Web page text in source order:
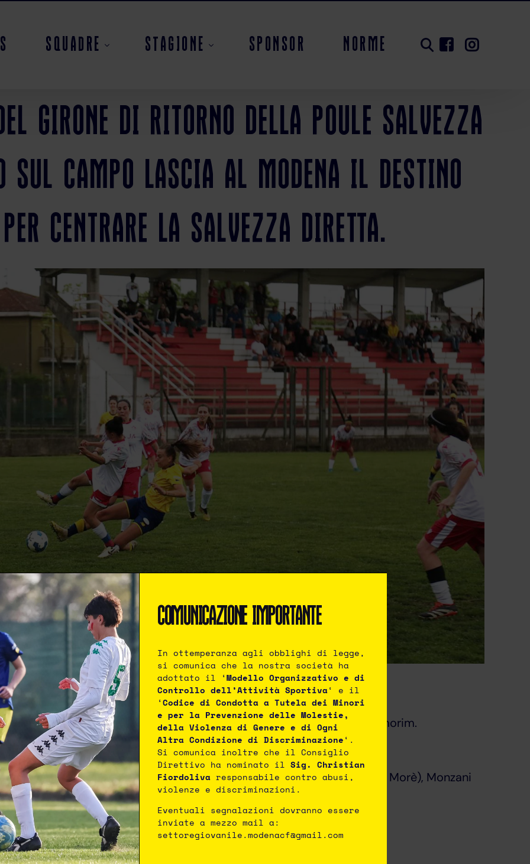
Squadre
Prima squadra
Juniores
Allieve
Giovanissime
Esordienti
Pulcine
Stagione
Eccellenza
Classifica
Coppa Emilia
Calendario campionato poule
Sponsor Norme
girone di ritorno della Poule Salvezza
sul campo lascia al Modena il destino
centrare la salvezza diretta.
Dauria, Adiletta, Cervini (70′ Chiesa), Di Fresco, Fulgoni, Mainardi, Amorim.
Grazio, Valla
Torre (55′ Badiceanu), Occhilupo (75′ Hamouda), Gabrielli, Dotto (70′ Morè), Monzani
Tognolini
di Piacenza
COMUNICAZIONE IMPORTANTE
In ottemperanza agli obblighi di legge,
si comunica che la nostra società ha
adottato il ‘Modello Organizzativo e di
Controllo dell’Attività Sportiva‘ e il
‘Codice di Condotta a Tutela dei Minori
e per la Prevenzione delle Molestie,
della Violenza di Genere e di Ogni
Altra Condizione di Discriminazione‘.
Si comunica inoltre che il Consiglio
Direttivo ha nominato il Sig. Christian
Fiordolivaresponsabile contro abusi,
violenze e discriminazioni.
Eventuali segnalazioni dovranno essere
inviate a mezzo mail a:
settoregiovanile.modenacf@gmail.com